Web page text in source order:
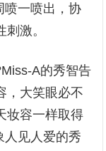
喷一喷出，协
激。
A的秀智告
，大笑眼必不
妆容一样取得
人见人爱的秀